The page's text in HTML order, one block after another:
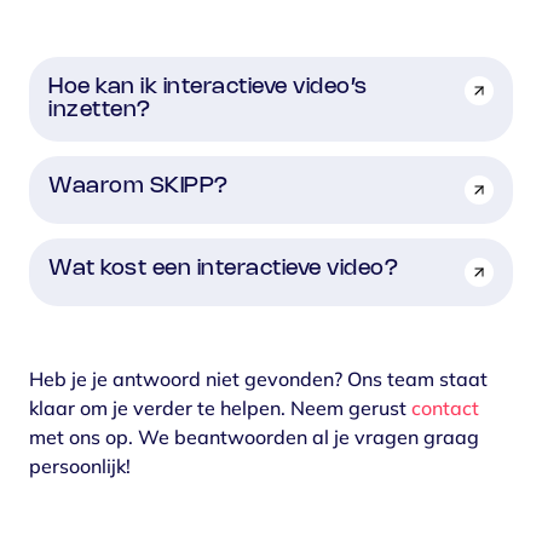
Hoe kan ik interactieve video’s
inzetten?
Waarom SKIPP?
Wat kost een interactieve video?
Heb je je antwoord niet gevonden? Ons team staat
klaar om je verder te helpen. Neem gerust contact
met ons op. We beantwoorden al je vragen graag
persoonlijk!